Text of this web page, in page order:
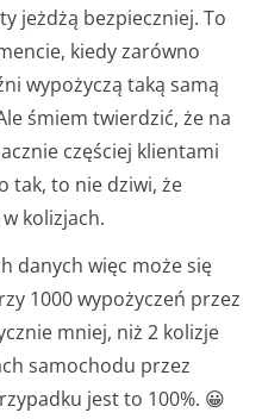
jeżdżą bezpieczniej. To
kiedy zarówno
wypożyczą taką samą
śmiem twierdzić, że na
częściej klientami
tak, to nie dziwi, że
kolizjach.
danych więc może się
1000 wypożyczeń przez
mniej, niż 2 kolizje
samochodu przez
jest to 100%. 😀